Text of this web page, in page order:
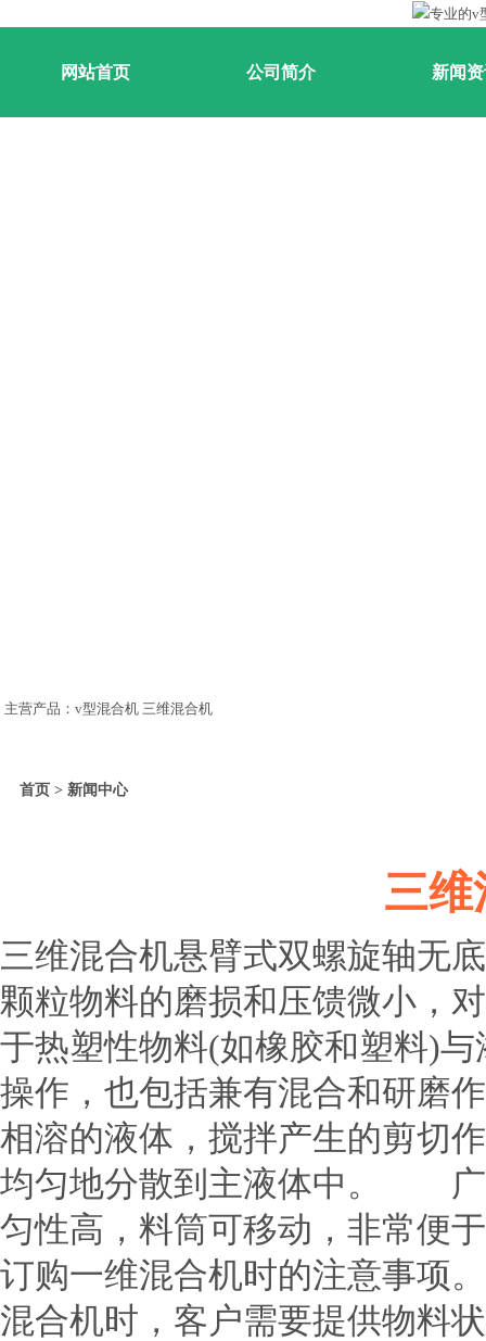
网站首页 公司简介 新闻
主营产品：v型混合机 三维混合机
首页 > 新闻中心
三维
三维混合机悬臂式双螺旋轴无
颗粒物料的磨损和压馈微小，
于热塑性物料(如橡胶和塑料)
操作，也包括兼有混合和研磨
相溶的液体，搅拌产生的剪切
均匀地分散到主液体中。 广
匀性高，料筒可移动，非常便
订购一维混合机时的注意事
混合机时，客户需要提供物料